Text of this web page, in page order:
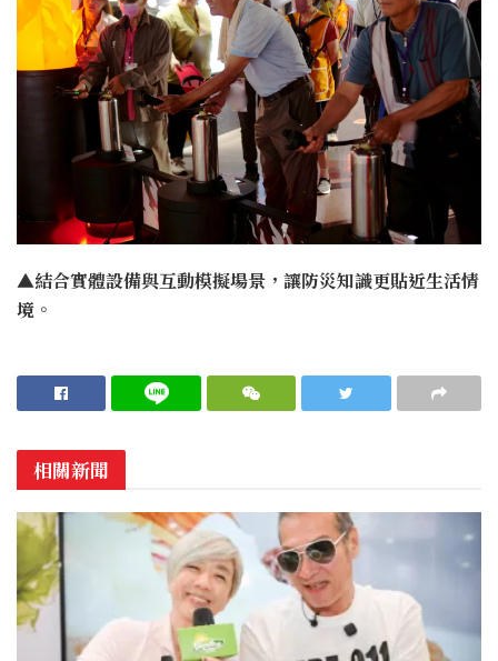
▲結合實體設備與互動模擬場景，讓防災知識更貼近生活情
境。
相關新聞